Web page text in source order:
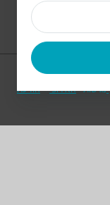
נגישות-האירופי-הודעת